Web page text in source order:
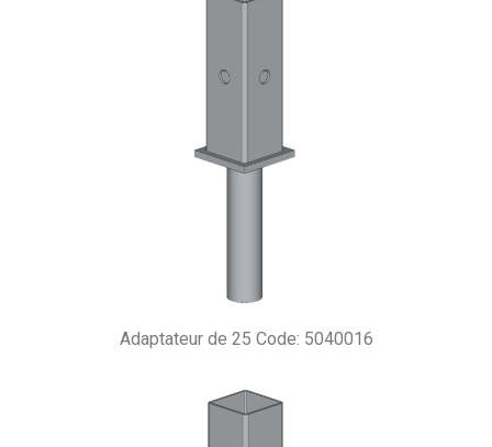
Adaptateur de 25 Code: 5040016